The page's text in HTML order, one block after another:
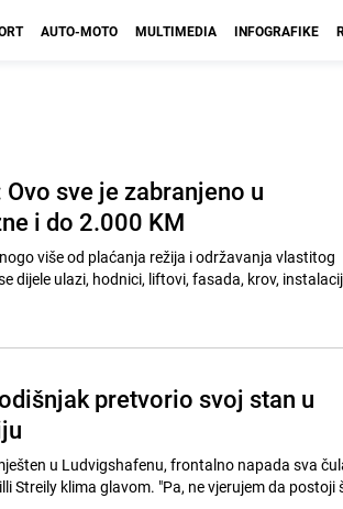
AUTO-MOTO MULTIMEDIA INFOGRAFIKE
sve je zabranjeno u
i do 2.000 KM
više od plaćanja režija i održavanja vlastitog
dijele ulazi, hodnici, liftovi, fasada, krov,
pretvorio svoj stan u
u Ludvigshafenu, frontalno napada sva
Streily klima glavom. "Pa, ne vjerujem da postoji